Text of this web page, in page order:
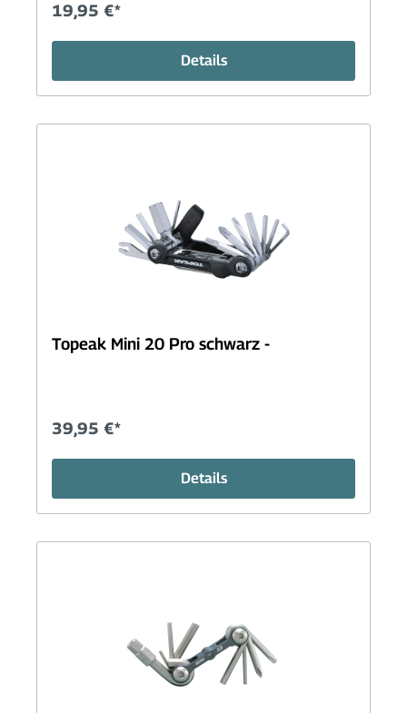
19,95 €*
Details
Topeak Mini 20 Pro schwarz -
39,95 €*
Details